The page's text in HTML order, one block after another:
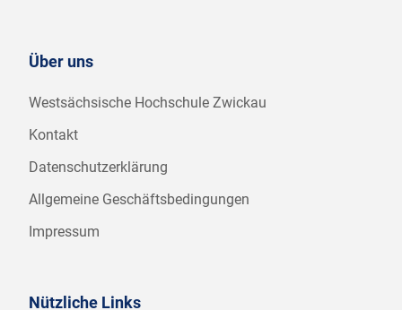
Über uns
Westsächsische Hochschule Zwickau
Kontakt
Datenschutzerklärung
Allgemeine Geschäftsbedingungen
Impressum
Nützliche Links